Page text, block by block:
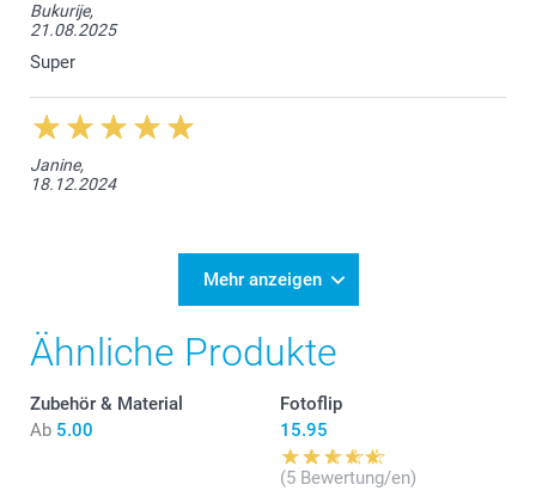
Bukurije,
21.08.2025
Super
Janine,
18.12.2024
Mehr anzeigen
Ähnliche Produkte
Zubehör & Material
Ab 5.00
Fotoflip
15.95
(5 Bewertung/en)